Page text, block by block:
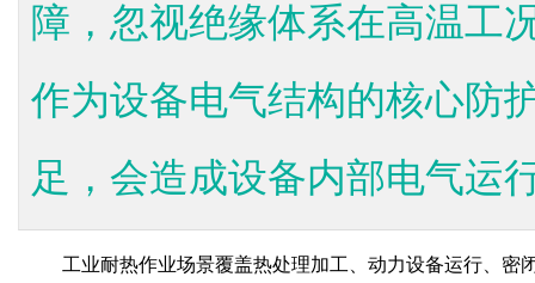
障，忽视绝缘体系在高温工
作为设备电气结构的核心防
足，会造成设备内部电气运
工业耐热作业场景覆盖热处理加工、动力设备运行、